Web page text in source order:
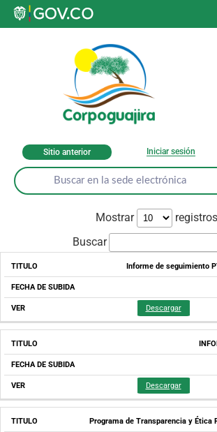
Sitio anterior Iniciar sesión
Mostrar
registros
Buscar
TITULO
DE
SUBIDA
Informe de seguimiento
Descargar
Descargar
Programa de Transparencia y Ética